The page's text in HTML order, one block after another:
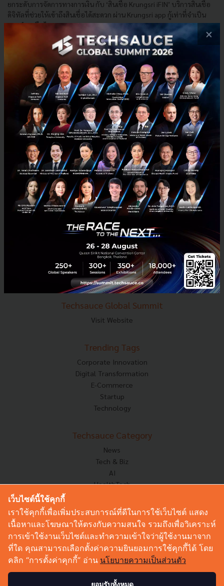
ยกระดับการจัดการทางการเงิน กับ ‘สินเชื่อ Krungsri iFIN’ บริการสินเชื่อ
ดิจิทัลที่ช่วยให้เข้าถึงสินเชื่อได้สะดวก ผ่าน Krungsri app กู้เท่าที่จำเป็น
และชำระคืนไหว...
มิถุนายน 11, 2026| ByTechsauce Team
FinTech Krungsri iFIN Loan Approval Personal Loan
E-mail :contact@techsauce.co
Tel : 02-001-5375
Mobile : 06-4658-9500
Techsauce Media
About Techsauce
Techsauce Services
Privacy Policy
ส่งบทความ
Techsauce Global Summit
Visit Website
Trending Tags
Corporate Innovation
Digital Transformation
E-Commerce
Startup
Technology
Techsauce Category
News
Tech & Biz
AI
HealthTech
Corp Innov
Saucy Thoughts
Sustainable
Videos
Podcast
×
เว็บไซต์นี้ใช้คุกกี้
เราใช้คุกกี้เพื่อเพิ่มประสบการณ์ที่ดีในการใช้เว็บไซต์ แสดง
เนื้อหาและโฆษณาให้ตรงกับความสนใจ รวมถึงเพื่อวิเคราะห์
การเข้าใช้งานเว็บไซต์และทำความเข้าใจว่าผู้ใช้งานมาจาก
ที่ใด คุณสามารถเลือกตั้งค่าความยินยอมการใช้คุกกี้ได้ โดย
คลิก “การตั้งค่าคุกกี้” อ่าน นโยบายความเป็นส่วนตัว
ยอมรับทั้งหมด